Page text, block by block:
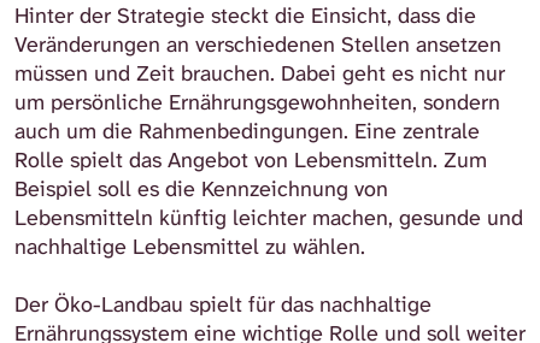
Hinter der Strategie steckt die Einsicht, dass die
Veränderungen an verschiedenen Stellen ansetzen
müssen und Zeit brauchen. Dabei geht es nicht nur
um persönliche Ernährungsgewohnheiten, sondern
auch um die Rahmenbedingungen. Eine zentrale
Rolle spielt das Angebot von Lebensmitteln. Zum
Beispiel soll es die Kennzeichnung von
Lebensmitteln künftig leichter machen, gesunde und
nachhaltige Lebensmittel zu wählen.
Der Öko-Landbau spielt für das nachhaltige
Ernährungssystem eine wichtige Rolle und soll weiter